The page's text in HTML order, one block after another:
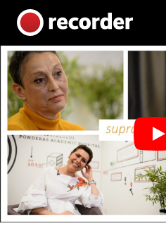
Skip to content
Main Navigation